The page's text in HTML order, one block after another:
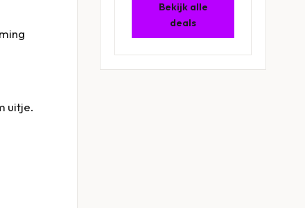
uitje.
Bekijk alle
deals